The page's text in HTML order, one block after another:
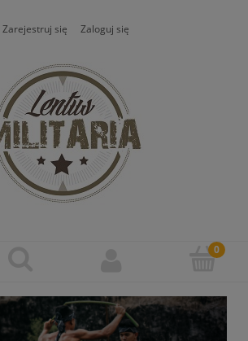
Zarejestruj się Zaloguj się